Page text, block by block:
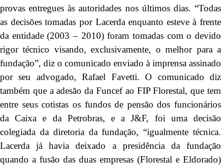
provas entregues às autoridades nos últimos dias. “Todas
as decisões tomadas por Lacerda enquanto esteve à frente
da entidade (2003 – 2010) foram tomadas com o devido
rigor técnico visando, exclusivamente, o melhor para a
fundação”, diz o comunicado enviado à imprensa assinado
por seu advogado, Rafael Favetti. O comunicado diz
também que a adesão da Funcef ao FIP Florestal, que tem
entre seus cotistas os fundos de pensão dos funcionários
da Caixa e da Petrobras, e a J&F, foi uma decisão
colegiada da diretoria da fundação, “igualmente técnica.
Lacerda já havia deixado a presidência da fundação
quando a fusão das duas empresas (Florestal e Eldorado)